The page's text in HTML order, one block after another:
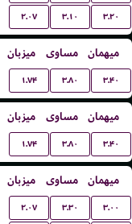
۲.۰۷ ۳.۱۰ ۳.۲۰
میزبان مساوی میهمان
۱.۷۴ ۳.۸۰ ۳.۴۰
میزبان مساوی میهمان
۱.۷۴ ۳.۸۰ ۳.۴۰
میزبان مساوی میهمان
۲.۰۷ ۳.۳۰ ۳.۰۰